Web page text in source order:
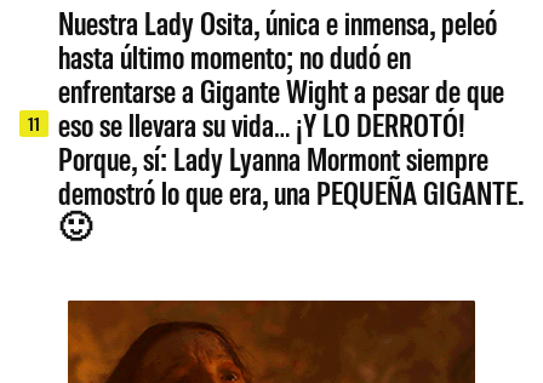
11
Nuestra Lady Osita, única e inmensa, peleó
hasta último momento; no dudó en
enfrentarse a Gigante Wight a pesar de que
eso se llevara su vida… ¡Y LO DERROTÓ!
Porque, sí: Lady Lyanna Mormont siempre
demostró lo que era, una PEQUEÑA GIGANTE.
🙂